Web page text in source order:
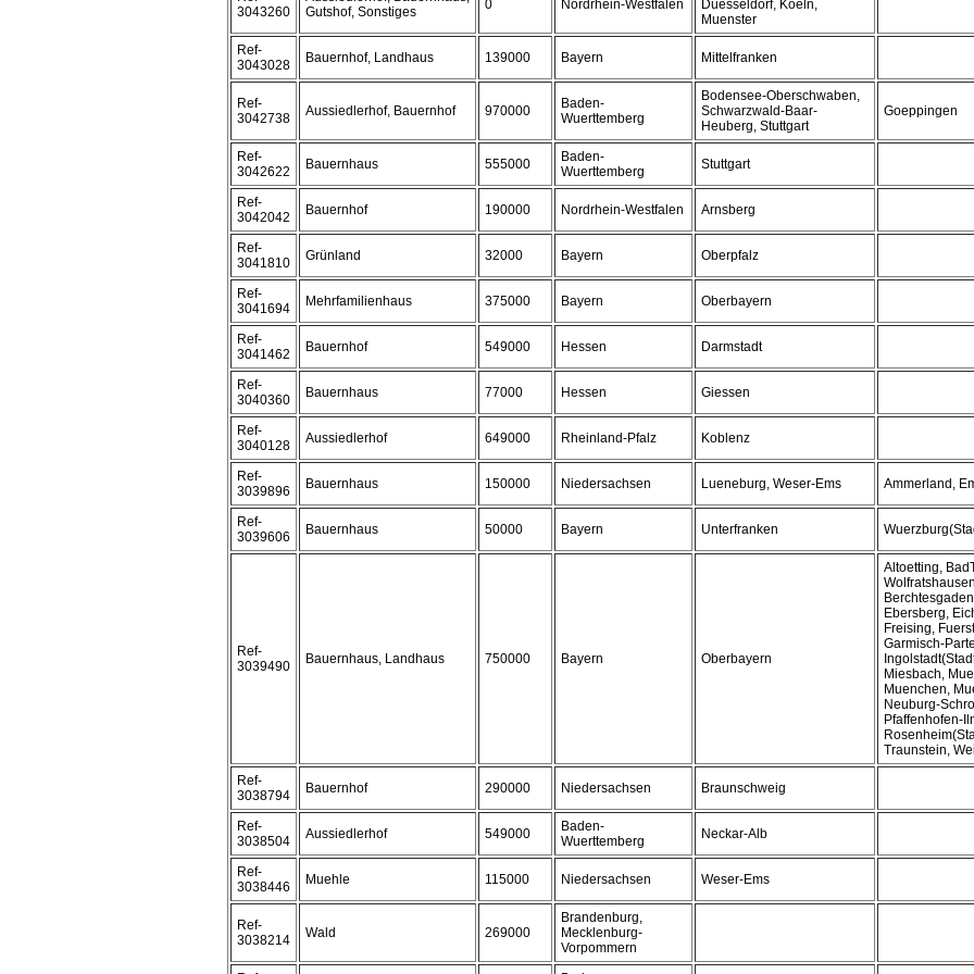
3043260
Gutshof, Sonstiges
0 Nordrhein-Westfalen
Duesseldorf, Koeln,
Muenster
Ref-
3043028
Bauernhof, Landhaus 139000 Bayern Mittelfranken
Ref-
3042738
Aussiedlerhof, Bauernhof 970000
Baden-
Wuerttemberg
Bodensee-Oberschwaben,
Schwarzwald-Baar-
Heuberg, Stuttgart
Goeppingen
Ref-
3042622
Bauernhaus 555000
Baden-
Wuerttemberg
Stuttgart
Ref-
3042042
Bauernhof 190000 Nordrhein-Westfalen Arnsberg
Ref-
3041810
Grünland 32000 Bayern Oberpfalz
Ref-
3041694
Mehrfamilienhaus 375000 Bayern Oberbayern
Ref-
3041462
Bauernhof 549000 Hessen Darmstadt
Ref-
3040360
Bauernhaus 77000 Hessen Giessen
Ref-
3040128
Aussiedlerhof 649000 Rheinland-Pfalz Koblenz
Ref-
3039896
Bauernhaus 150000 Niedersachsen Lueneburg, Weser-Ems Ammerland,
Ref-
3039606
Bauernhaus 50000 Bayern Unterfranken
Ref-
3039490
Bauernhaus, Landhaus 750000 Bayern Oberbayern
Altoetting,
Ebersberg,
Freising,
Garmisch-
Miesbach,
Muenchen,
Neuburg-
Pfaffenhofen-
Traunstein,
Ref-
3038794
Bauernhof 290000 Niedersachsen Braunschweig
Ref-
3038504
Aussiedlerhof 549000
Baden-
Wuerttemberg
Neckar-Alb
Ref-
3038446
Muehle 115000 Niedersachsen Weser-Ems
Ref-
3038214
Wald 269000
Brandenburg,
Mecklenburg-
Vorpommern